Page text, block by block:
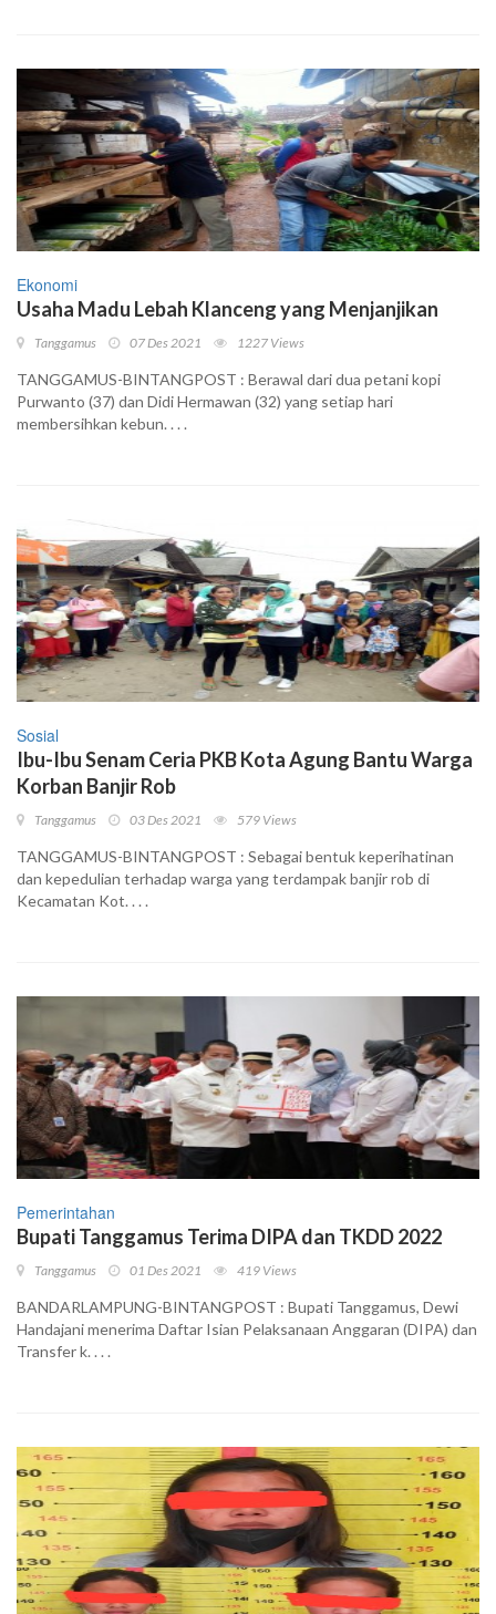
Ekonomi
Usaha Madu Lebah Klanceng yang Menjanjikan
Tanggamus 07 Des 2021 1227 Views
TANGGAMUS-BINTANGPOST : Berawal dari dua petani kopi
Purwanto (37) dan Didi Hermawan (32) yang setiap hari
membersihkan kebun. . . .
Sosial
Ibu-Ibu Senam Ceria PKB Kota Agung Bantu Warga
Korban Banjir Rob
Tanggamus 03 Des 2021 579 Views
TANGGAMUS-BINTANGPOST : Sebagai bentuk keperihatinan
dan kepedulian terhadap warga yang terdampak banjir rob di
Kecamatan Kot. . . .
Pemerintahan
Bupati Tanggamus Terima DIPA dan TKDD 2022
Tanggamus 01 Des 2021 419 Views
BANDARLAMPUNG-BINTANGPOST : Bupati Tanggamus, Dewi
Handajani menerima Daftar Isian Pelaksanaan Anggaran (DIPA) dan
Transfer k. . . .